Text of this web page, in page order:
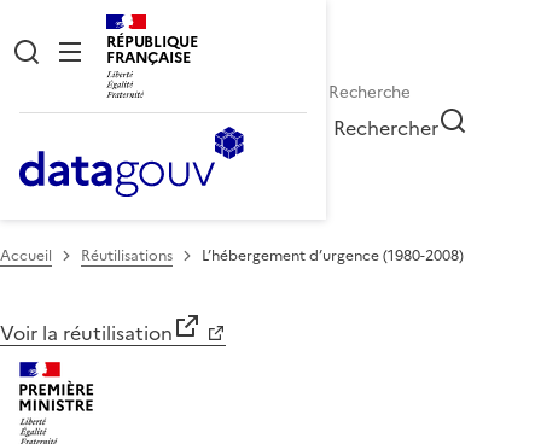
RÉPUBLIQUE
FRANÇAISE
Rechercher
Accueil Réutilisations L’hébergement d’urgence (1980-2008)
Voir la réutilisation